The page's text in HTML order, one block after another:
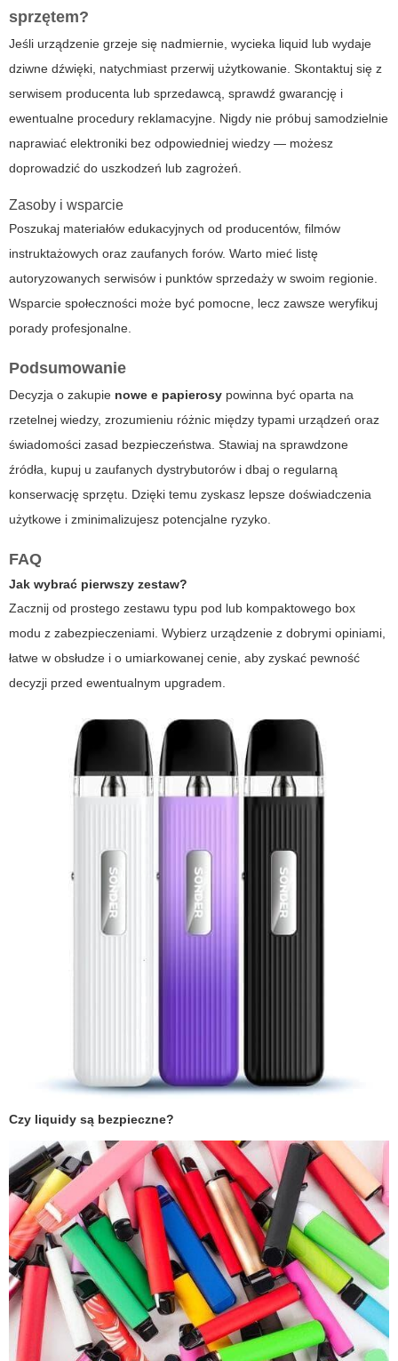
sprzętem?
Jeśli urządzenie grzeje się nadmiernie, wycieka liquid lub wydaje
dziwne dźwięki, natychmiast przerwij użytkowanie. Skontaktuj się z
serwisem producenta lub sprzedawcą, sprawdź gwarancję i
ewentualne procedury reklamacyjne. Nigdy nie próbuj samodzielnie
naprawiać elektroniki bez odpowiedniej wiedzy — możesz
doprowadzić do uszkodzeń lub zagrożeń.
Zasoby i wsparcie
Poszukaj materiałów edukacyjnych od producentów, filmów
instruktażowych oraz zaufanych forów. Warto mieć listę
autoryzowanych serwisów i punktów sprzedaży w swoim regionie.
Wsparcie społeczności może być pomocne, lecz zawsze weryfikuj
porady profesjonalne.
Podsumowanie
Decyzja o zakupie nowe e papierosy powinna być oparta na
rzetelnej wiedzy, zrozumieniu różnic między typami urządzeń oraz
świadomości zasad bezpieczeństwa. Stawiaj na sprawdzone
źródła, kupuj u zaufanych dystrybutorów i dbaj o regularną
konserwację sprzętu. Dzięki temu zyskasz lepsze doświadczenia
użytkowe i zminimalizujesz potencjalne ryzyko.
FAQ
Jak wybrać pierwszy zestaw?
Zacznij od prostego zestawu typu pod lub kompaktowego box
modu z zabezpieczeniami. Wybierz urządzenie z dobrymi opiniami,
łatwe w obsłudze i o umiarkowanej cenie, aby zyskać pewność
decyzji przed ewentualnym upgradem.
Czy liquidy są bezpieczne?